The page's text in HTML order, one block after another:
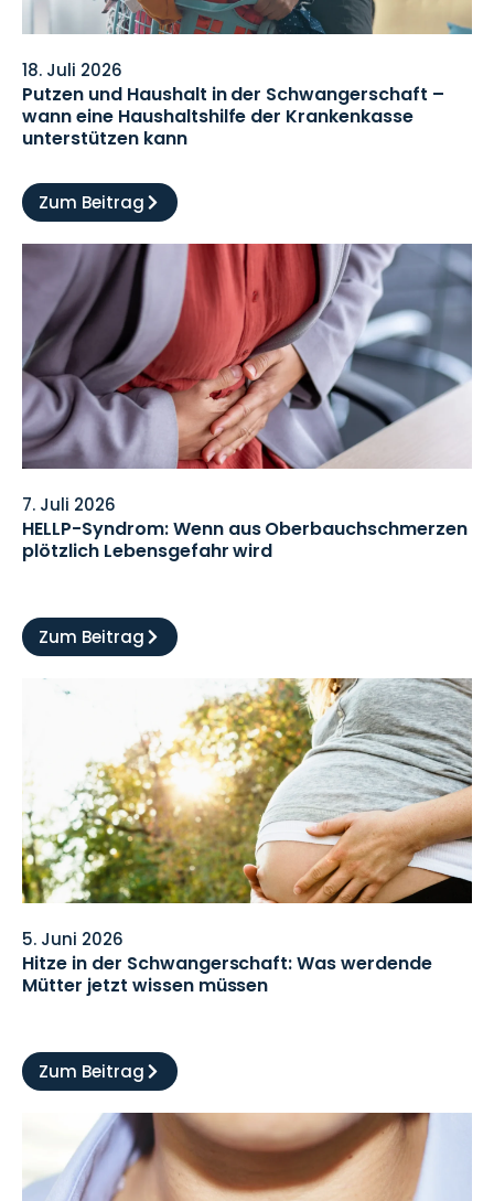
18. Juli 2026
Putzen und Haushalt in der Schwangerschaft –
wann eine Haushaltshilfe der Krankenkasse
unterstützen kann
Zum Beitrag
7. Juli 2026
HELLP-Syndrom: Wenn aus Oberbauchschmerzen
plötzlich Lebensgefahr wird
Zum Beitrag
5. Juni 2026
Hitze in der Schwangerschaft: Was werdende
Mütter jetzt wissen müssen
Zum Beitrag